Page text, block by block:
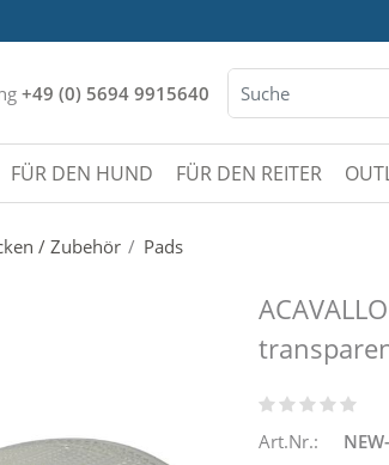
+49 (0) 5694 9915640
FÜR DEN HUND FÜR DEN REITER
/ Zubehör Pads
Art.Nr.: